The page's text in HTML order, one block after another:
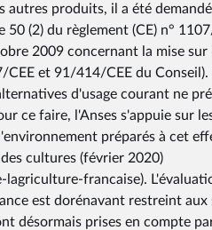
produits, il a été
(2) du règlement (CE) n°
2009 concernant la mise sur
et 91/414/CEE du
d'usage courant ne
ce faire, l'Anses s'appuie sur
préparés à cet
cultures (février 2020)
francaise).
est dorénavant restreint
désormais prises en compte